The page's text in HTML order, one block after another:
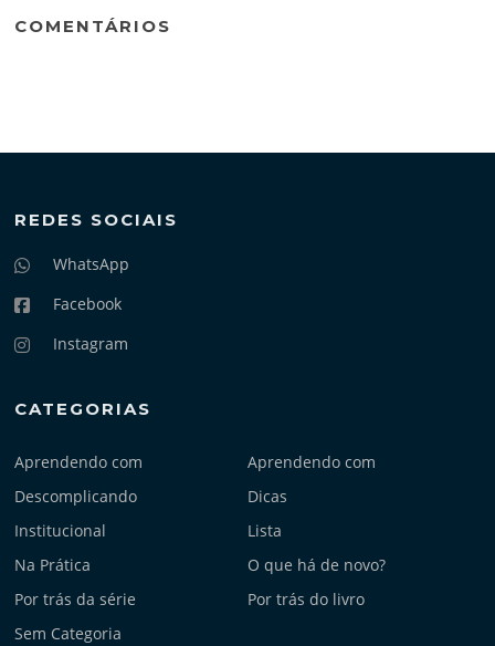
COMENTÁRIOS
REDES SOCIAIS
WhatsApp
Facebook
Instagram
CATEGORIAS
Aprendendo com
Aprendendo com
Descomplicando
Dicas
Institucional
Lista
Na Prática
O que há de novo?
Por trás da série
Por trás do livro
Sem Categoria